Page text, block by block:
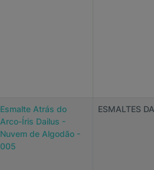
Esmalte Atrás do
Arco-Íris Dailus -
Nuvem de Algodão -
005
ESMALTES